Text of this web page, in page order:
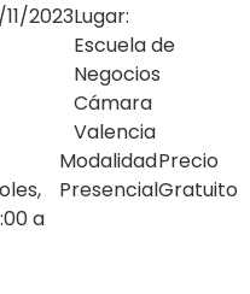
2023Lugar:
Escuela de
Negocios
Cámara
Valencia
a
Modalidad
Presencial
Precio
Gratuito